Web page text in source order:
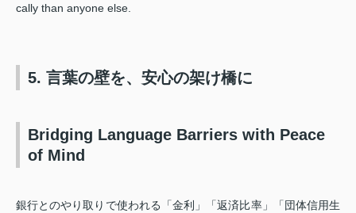
cally than anyone else.
5. 言葉の壁を、安心の架け橋に
Bridging Language Barriers with Peace
of Mind
銀行とのやり取りで使われる「金利」「返済比率」「団体信用生